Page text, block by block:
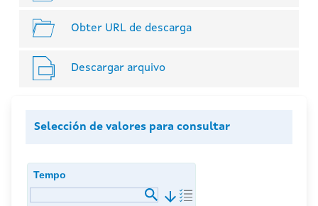
Obter URL de descarga
Descargar arquivo
Selección de valores para consultar
Tempo
arrow_downward